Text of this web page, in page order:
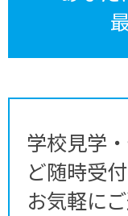
学校見学
ど随時受
お気軽に